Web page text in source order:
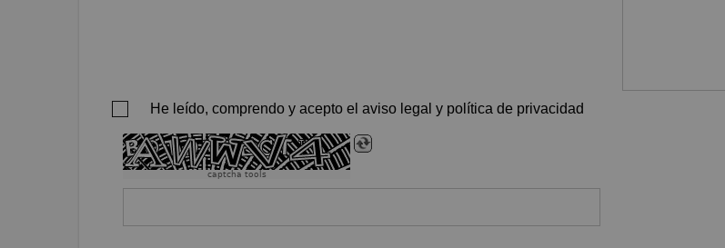
He leído, comprendo y acepto el aviso legal y política de privacidad
captcha tools